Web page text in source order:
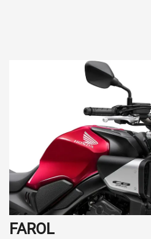
FAROL